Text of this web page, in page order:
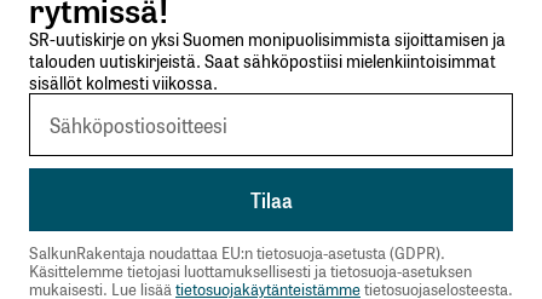
SR-uutiskirje on yksi Suomen monipuolisimmista sijoittamisen ja
talouden uutiskirjeistä. Saat sähköpostiisi mielenkiintoisimmat
sisällöt kolmesti viikossa.
SalkunRakentaja noudattaa EU:n tietosuoja-asetusta (GDPR).
Käsittelemme tietojasi luottamuksellisesti ja tietosuoja-asetuksen
mukaisesti. Lue lisäätietosuojakäytänteistämmetietosuojaselosteesta.